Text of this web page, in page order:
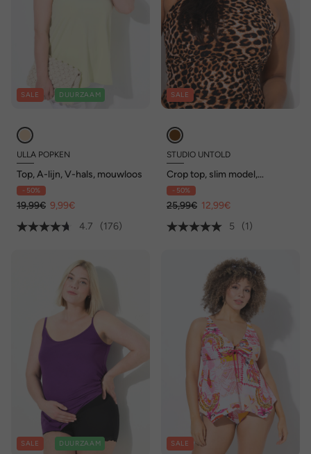
SALE DUURZAAM
ULLA POPKEN
Top, A-lijn, V-hals, mouwloos
- 50%
19,99€ 9,99€
4.7
(176)
SALE
STUDIO UNTOLD
Crop top, slim model,
luipaardmotief
- 50%
25,99€ 12,99€
5
(1)
SALE DUURZAAM SALE